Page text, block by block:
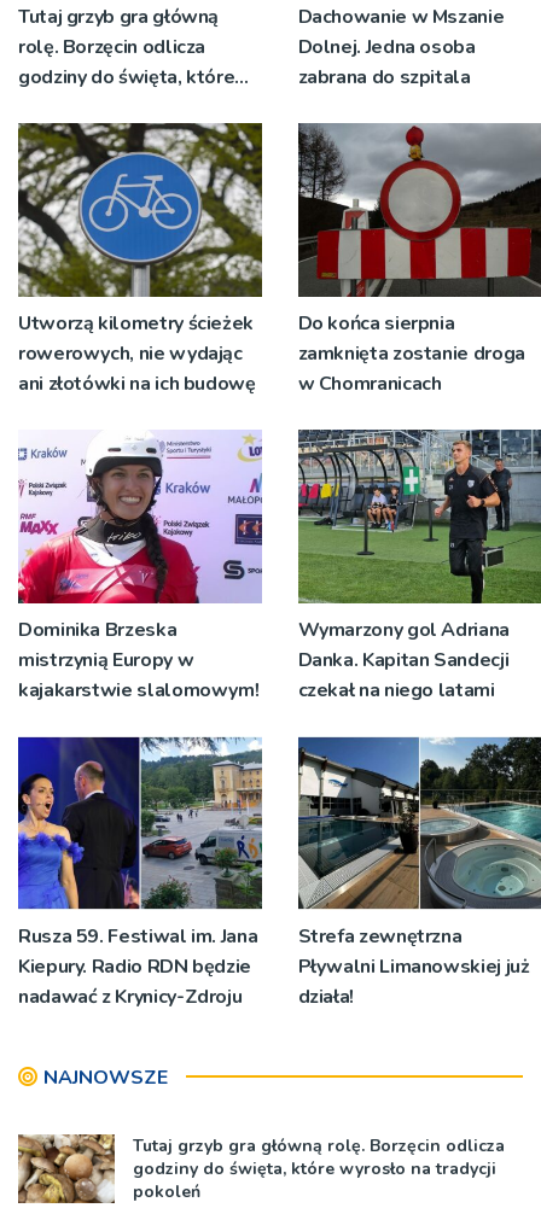
Tutaj grzyb gra główną
rolę. Borzęcin odlicza
godziny do święta, które
pokoleń
Dachowanie w Mszanie
Dolnej. Jedna osoba
zabrana do szpitala
Utworzą kilometry ścieżek
rowerowych, nie wydając
ani złotówki na ich budowę
Do końca sierpnia
zamknięta zostanie droga
w Chomranicach
Dominika Brzeska
mistrzynią Europy w
kajakarstwie slalomowym!
Wymarzony gol Adriana
Danka. Kapitan Sandecji
czekał na niego latami
Rusza 59. Festiwal im. Jana
Kiepury. Radio RDN będzie
nadawać z Krynicy-Zdroju
Strefa zewnętrzna
Pływalni Limanowskiej już
działa!
NAJNOWSZE
Tutaj grzyb gra główną rolę. Borzęcin odlicza
godziny do święta, które wyrosło na tradycji
pokoleń